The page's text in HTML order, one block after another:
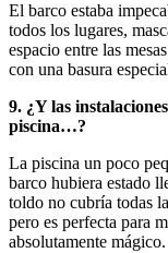
El barco estaba
todos los lugares,
espacio entre las
con una basura
9. ¿Y las
piscina…?
La piscina un poco
barco hubiera estado
toldo no cubría todas
pero es perfecta para
absolutamente mágico.